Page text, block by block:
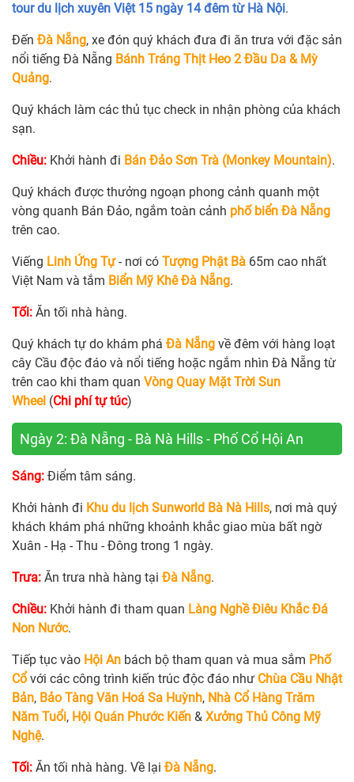
tour du lịch xuyên Việt 15 ngày 14 đêm từ Hà Nội.
Đến Đà Nẵng, xe đón quý khách đưa đi ăn trưa với đặc sản
nổi tiếng Đà Nẵng Bánh Tráng Thịt Heo 2 Đầu Da & Mỳ
Quảng.
Quý khách làm các thủ tục check in nhận phòng của khách
sạn.
Chiều: Khởi hành đi Bán Đảo Sơn Trà (Monkey Mountain).
Quý khách được thưởng ngoạn phong cảnh quanh một
vòng quanh Bán Đảo, ngắm toàn cảnh phố biển Đà Nẵng
trên cao.
Viếng Linh Ứng Tự- nơi có Tượng Phật Bà 65m cao nhất
Việt Nam và tắm Biển Mỹ Khê Đà Nẵng.
Tối: Ăn tối nhà hàng.
Quý khách tự do khám phá Đà Nẵng về đêm với hàng loạt
cây Cầu độc đáo và nổi tiếng hoặc ngắm nhìn Đà Nẵng từ
trên cao khi tham quan Vòng Quay Mặt Trời Sun
Wheel (Chi phí tự túc)
Ngày 2: Đà Nẵng - Bà Nà Hills - Phố Cổ Hội An
Sáng: Điểm tâm sáng.
Khởi hành đi Khu du lịch Sunworld Bà Nà Hills, nơi mà quý
khách khám phá những khoảnh khắc giao mùa bất ngờ
Xuân - Hạ - Thu - Đông trong 1 ngày.
Trưa: Ăn trưa nhà hàng tại Đà Nẵng.
Chiều: Khởi hành đi tham quan Làng Nghề Điêu Khắc Đá
Non Nước.
Tiếp tục vào Hội An bách bộ tham quan và mua sắm Phố
Cổ với các công trình kiến trúc độc đáo như Chùa Cầu Nhật
Bản, Bảo Tàng Văn Hoá Sa Huỳnh, Nhà Cổ Hàng Trăm
Năm Tuổi, Hội Quán Phước Kiến & Xưởng Thủ Công Mỹ
Nghệ.
Tối: Ăn tối nhà hàng. Về lại Đà Nẵng.